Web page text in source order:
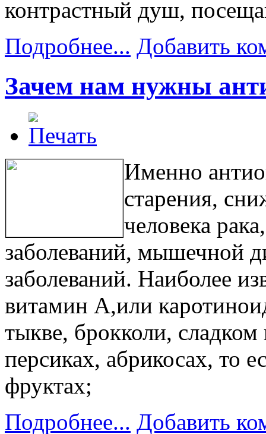
контрастный душ,
Подробнее... Добавить
Зачем нам нужны
Именно
старения,
человека
заболеваний, мышечной
заболеваний. Наиболее
витамин А,или
тыкве, брокколи,
персиках, абрикосах, то
фруктах;
Подробнее... Добавить